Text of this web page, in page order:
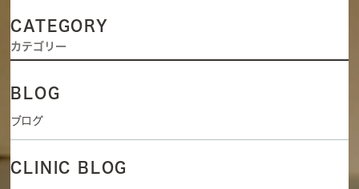
CATEGORY
カテゴリー
BLOG
ブログ
CLINIC BLOG